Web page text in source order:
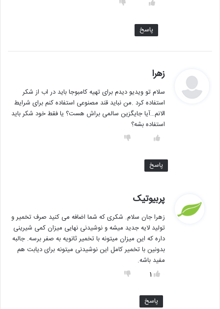
پاسخ
زهرا
ت
:
سلام تو ویدیو دیدم برای تهیه کامبوجا باید در اب از شکر
استفاده کرد .من نباید قند مصنوعی استفاده کنم برای شرایط
الانم…آیا جایگزین سالمی براش هست؟ یا فقط خود شکر باید
استفاده بشه؟
پاسخ
پربیوتیک
ت
:
زهرا جان سلام. شکری که شما اضافه می کنید صرف تخمیر و
تولید لایه جدید میشه و نوشیدنی نهایی میزان کمی شیرینی
داره که این میزان میتونه با تخمیر ثانویه به صفر برسه. جالبه
بدونین با تخمیر کامل این نوشیدنی میتونه برای دیابت هم
مفید باشه.
1
پاسخ